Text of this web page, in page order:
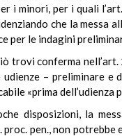
i minori, per i quali
che la messa
per le indagini
trovi conferma
– preliminare e
«prima dell’udienza
disposizioni, la
pen., non